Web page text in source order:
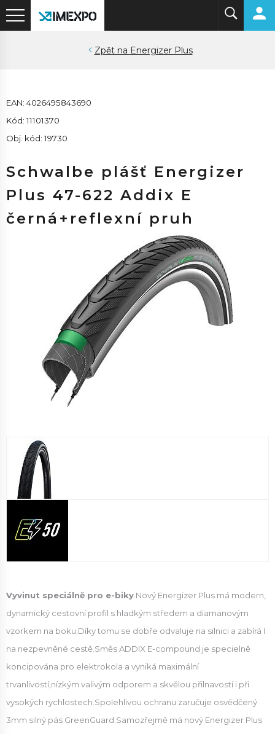
Energizer Plus
EAN: 4026495843690
Kód: 11101370
Obj. kód: 19730
Schwalbe plášť Energizer
Plus 47-622 Addix E
černá+reflexní pruh
Vyvinut speciálně pro e-biky .Nový Energizer Plus má modern,
dynamický cestovní profil s hladkým středem a diamanovým
vzorkem na boku.Díky tomu se dobře odvaluje na silnici a zabírá I
na nezpevněné cestě.Směs ADDIX E-compound je specielně
koncipována pro elektrokola a vyniká maximální
trvanlivostí,nízkým valivým odporem a skvělou přilnavostí i při
vysokých rychlostech.Spolehlivou ochranu zaručuje osvědčený
3mm silný pás GreenGuard.Samozřejmě má nový Energizer Plus